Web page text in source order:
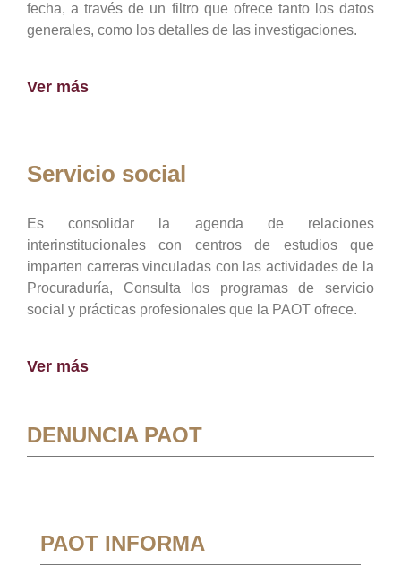
fecha, a través de un filtro que ofrece tanto los datos
generales, como los detalles de las investigaciones.
Ver más
Servicio social
Es consolidar la agenda de relaciones
interinstitucionales con centros de estudios que
imparten carreras vinculadas con las actividades de la
Procuraduría, Consulta los programas de servicio
social y prácticas profesionales que la PAOT ofrece.
Ver más
DENUNCIA PAOT
PAOT INFORMA